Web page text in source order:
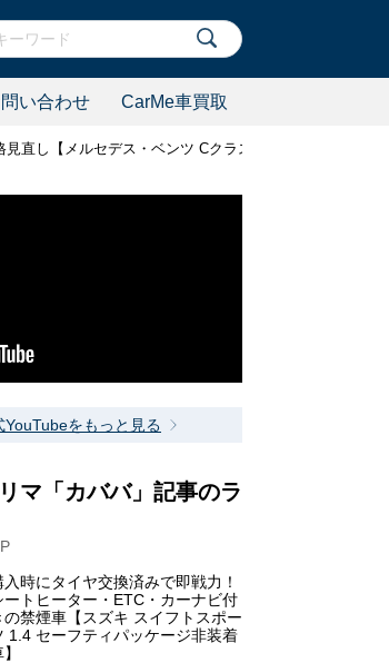
い合わせ CarMe車買取
直し【メルセデス・ベンツ Cクラスステーションワゴ
YouTubeをもっと見る
マ「カババ」記事のラ
入時にタイヤ交換済みで即戦力！
ートヒーター・ETC・カーナビ付
の禁煙車【スズキ スイフトスポー
1.4 セーフティパッケージ非装着